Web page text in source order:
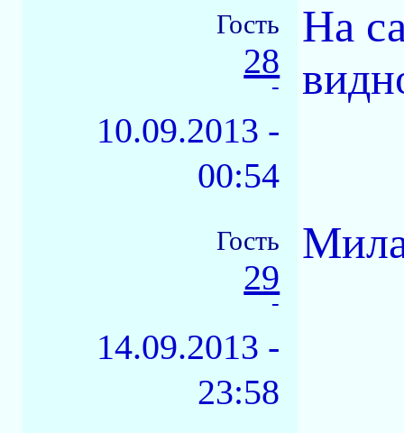
Гость
28
-
10.09.2013 -
00:54
На
Гость
29
-
14.09.2013 -
23:58